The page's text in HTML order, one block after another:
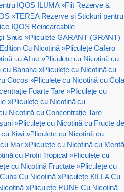
IQOS ILUMA »Fiit Rezerve &
»TEREA Rezerve si Stickuri pentru
IQOS Reincarcabile
Snus »Pliculete GARANT (GRANT)
Cu Nicotină »Pliculețe Cafero
cu Afine »Pliculețe cu Nicotină cu
cu Banana »Pliculețe cu Nicotină cu
Cocos »Pliculețe cu Nicotină cu Cola
Foarte Tare »Pliculețe cu
»Pliculețe cu Nicotină cu
Nicotină cu Concentrație Tare
»Pliculețe cu Nicotină cu Fructe de
cu Kiwi »Pliculețe cu Nicotină cu
Mar »Pliculețe cu Nicotină cu Mentă
cu Profil Tropical »Pliculețe cu
cu Nicotină Fructate »Pliculețe cu
Cu Nicotină »Pliculețe KILLA Cu
»Pliculețe RUNE Cu Nicotină